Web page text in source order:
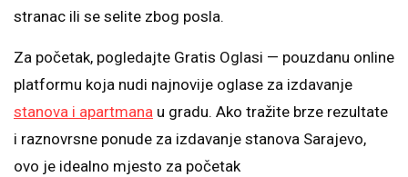
stranac ili se selite zbog posla.
Za početak, pogledajte Gratis Oglasi — pouzdanu online
platformu koja nudi najnovije oglase za izdavanje
stanova i apartmana u gradu. Ako tražite brze rezultate
i raznovrsne ponude za izdavanje stanova Sarajevo,
ovo je idealno mjesto za početak